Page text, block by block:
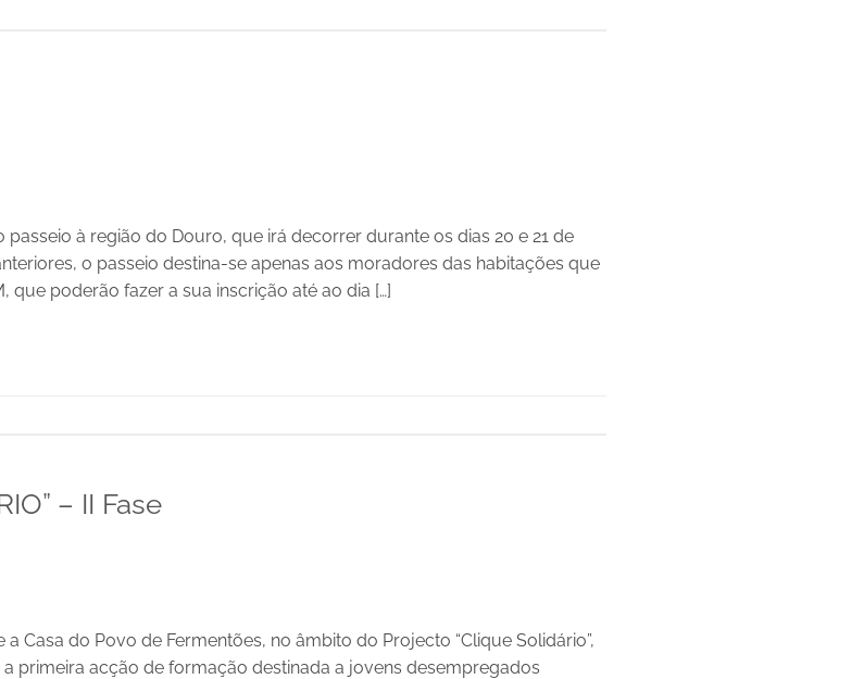
à região do Douro, que irá decorrer durante os dias 20 e 21 de
o passeio destina-se apenas aos moradores das habitações que
que poderão fazer a sua inscrição até ao dia […]
– II Fase
a Casa do Povo de Fermentões, no âmbito do Projecto “Clique Solidário”,
primeira acção de formação destinada a jovens desempregados